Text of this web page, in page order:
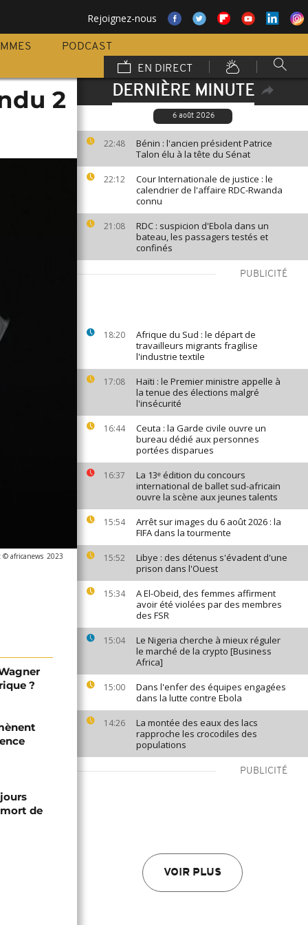
Rejoignez-nous
PODCAST
EN DIRECT
DERNIÈRE MINUTE
6 août 2026
22:48
Bénin : l'ancien président Patrice
Talon élu à la tête du Sénat
22:12
Cour Internationale de justice : le
calendrier de l'affaire RDC-Rwanda
connu
21:08
RDC : suspicion d'Ebola dans un
bateau, les passagers testés et
confinés
PUBLICITÉ
18:20
Afrique du Sud : le départ de
travailleurs migrants fragilise
l'industrie textile
17:08
Haïti : le Premier ministre appelle à
la tenue des élections malgré
l'insécurité
16:44
Ceuta : la Garde civile ouvre un
bureau dédié aux personnes
portées disparues
16:37
La 13ᵉ édition du concours
international de ballet sud-africain
ouvre la scène aux jeunes talents
15:54
Arrêt sur images du 6 août 2026 : la
FIFA dans la tourmente
15:52
Libye : des détenus s'évadent d'une
prison dans l'Ouest
15:34
A El-Obeid, des femmes affirment
avoir été violées par des membres
des FSR
15:04
Le Nigeria cherche à mieux réguler
le marché de la crypto [Business
Africa]
15:00
Dans l'enfer des équipes engagées
dans la lutte contre Ebola
14:26
La montée des eaux des lacs
rapproche les crocodiles des
populations
PUBLICITÉ
VOIR PLUS
2
© africanews 2023
?
de